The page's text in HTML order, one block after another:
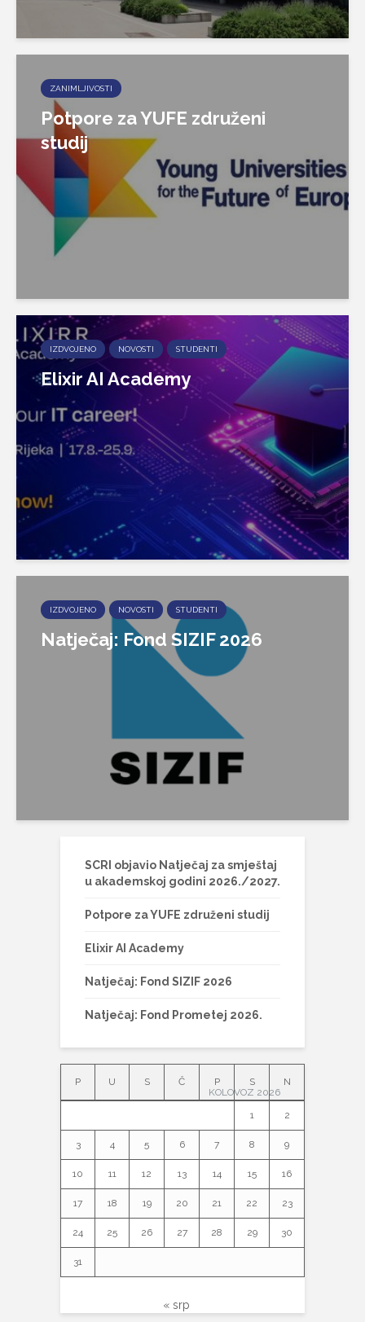
ZANIMLJIVOSTI
Potpore za YUFE združeni
studij
IZDVOJENO NOVOSTI STUDENTI
Elixir AI Academy
IZDVOJENO NOVOSTI STUDENTI
Natječaj: Fond SIZIF 2026
SCRI objavio Natječaj za smještaj
u akademskoj godini 2026./2027.
Potpore za YUFE združeni studij
Elixir AI Academy
Natječaj: Fond SIZIF 2026
Natječaj: Fond Prometej 2026.
KOLOVOZ 2026
P U S Č P S N
1 2
3 4 5 6 7 8 9
10 11 12 13 14 15 16
17 18 19 20 21 22 23
24 25 26 27 28 29 30
31
« srp